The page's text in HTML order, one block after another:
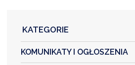
KATEGORIE
KOMUNIKATY I OGŁOSZENIA